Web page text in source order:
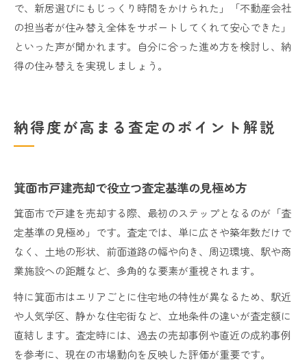
で、新居選びにもじっくり時間をかけられた」「不動産会社
の担当者が住み替え全体をサポートしてくれて安心できた」
といった声が聞かれます。自分に合った進め方を検討し、納
得の住み替えを実現しましょう。
納得度が高まる査定のポイント解説
箕面市戸建売却で役立つ査定基準の見極め方
箕面市で戸建を売却する際、最初のステップとなるのが「査
定基準の見極め」です。査定では、単に広さや築年数だけで
なく、土地の形状、前面道路の幅や向き、周辺環境、駅や商
業施設への距離など、多角的な要素が重視されます。
特に箕面市はエリアごとに住宅地の特性が異なるため、駅近
や人気学区、静かな住宅街など、立地条件の違いが査定額に
直結します。査定時には、過去の売却事例や直近の成約事例
を参考に、現在の市場動向を反映した評価が重要です。